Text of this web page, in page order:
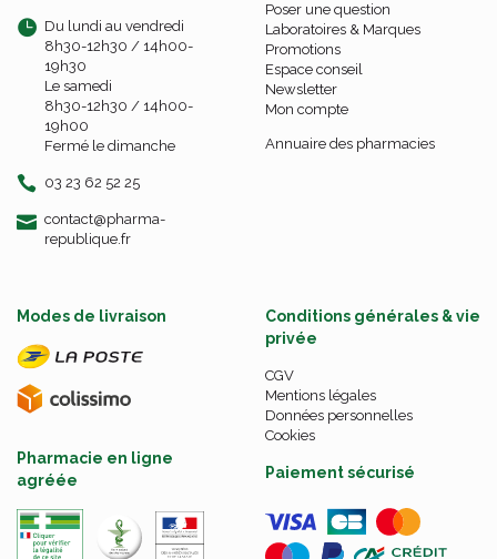
Du lundi au vendredi
8h30-12h30 / 14h00-
19h30
Le samedi
8h30-12h30 / 14h00-
19h00
Fermé le dimanche
03 23 62 52 25
contact-
@-
pharma-
republique.fr
Poser une question
Laboratoires & Marques
Promotions
Espace conseil
Newsletter
Mon compte
Annuaire des pharmacies
Modes de livraison
Pharmacie en ligne
agréée
Conditions générales & vie
privée
CGV
Mentions légales
Données personnelles
Cookies
Paiement sécurisé